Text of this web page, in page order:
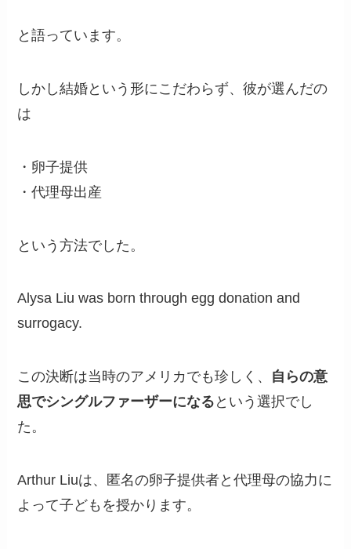
と語っています。
しかし結婚という形にこだわらず、彼が選んだの
は
・卵子提供
・代理母出産
という方法でした。
Alysa Liu was born through egg donation and
surrogacy.
この決断は当時のアメリカでも珍しく、 自らの意
思でシングルファーザーになる という選択でし
た。
Arthur Liuは、匿名の卵子提供者と代理母の協力に
よって子どもを授かります。